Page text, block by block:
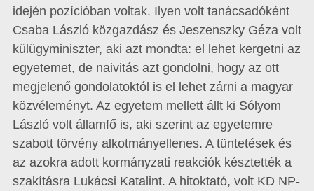
idején pozícióban voltak. Ilyen volt tanácsadóként
Csaba László közgazdász és Jeszenszky Géza volt
külügyminiszter, aki azt mondta: el lehet kergetni az
egyetemet, de naivitás azt gondolni, hogy az ott
megjelenő gondolatoktól is el lehet zárni a magyar
közvéleményt. Az egyetem mellett állt ki Sólyom
László volt államfő is, aki szerint az egyetemre
szabott törvény alkotmányellenes. A tüntetések és
az azokra adott kormányzati reakciók késztették a
szakításra Lukácsi Katalint. A hitoktató, volt KD NP-